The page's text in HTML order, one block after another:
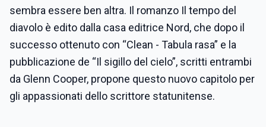
sembra essere ben altra. Il romanzo Il tempo del
diavolo è edito dalla casa editrice Nord, che dopo il
successo ottenuto con “Clean - Tabula rasa” e la
pubblicazione de “Il sigillo del cielo”, scritti entrambi
da Glenn Cooper, propone questo nuovo capitolo per
gli appassionati dello scrittore statunitense.